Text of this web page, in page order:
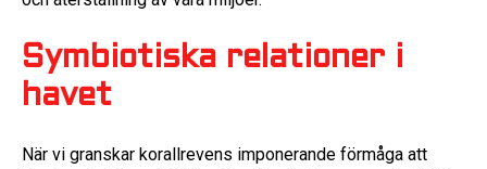
Symbiotiska relationer i
havet
När vi granskar korallrevens imponerande förmåga att